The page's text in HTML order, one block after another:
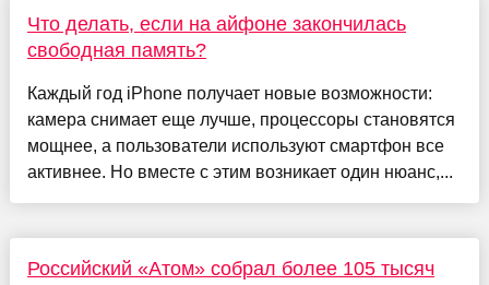
Что делать, если на айфоне закончилась
свободная память?
Каждый год iPhone получает новые возможности:
камера снимает еще лучше, процессоры становятся
мощнее, а пользователи используют смартфон все
активнее. Но вместе с этим возникает один нюанс,...
Российский «Атом» собрал более 105 тысяч